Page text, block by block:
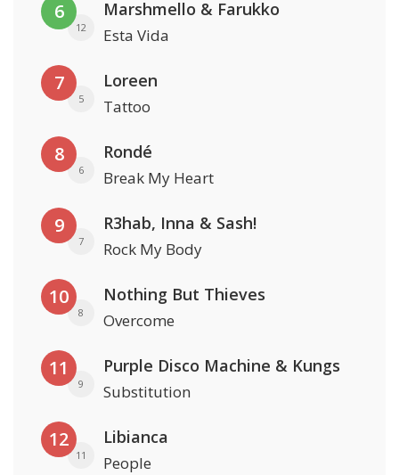
6
12
Marshmello & Farukko
Esta Vida
7
5
Loreen
Tattoo
8
6
Rondé
Break My Heart
9
7
R3hab, Inna & Sash!
Rock My Body
10
8
Nothing But Thieves
Overcome
11
9
Purple Disco Machine & Kungs
Substitution
12
11
Libianca
People